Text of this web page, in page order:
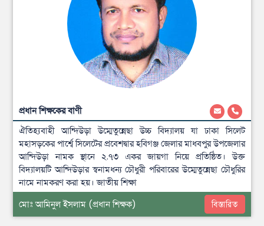
প্রধান শিক্ষকের বাণী
ঐতিহ্যবাহী আন্দিউড়া উম্মেতুন্নেছা উচ্চ বিদ্যালয় যা ঢাকা সিলেট
মহাসড়কের পার্শ্বে সিলেটের প্রবেশদ্বার হবিগঞ্জ জেলার মাধবপুর উপজেলার
আন্দিউড়া নামক স্থানে ২.৭৩ একর জায়গা নিয়ে প্রতিষ্ঠিত। উক্ত
বিদ্যালয়টি আন্দিউড়ার স্বনামধন্য চৌধুরী পরিবারের উম্মেতুন্নেছা চৌধুরির
নামে নামকরণ করা হয়। জাতীয় শিক্ষা
মোঃ আমিনুল ইসলাম (প্রধান শিক্ষক) বিস্তারিত